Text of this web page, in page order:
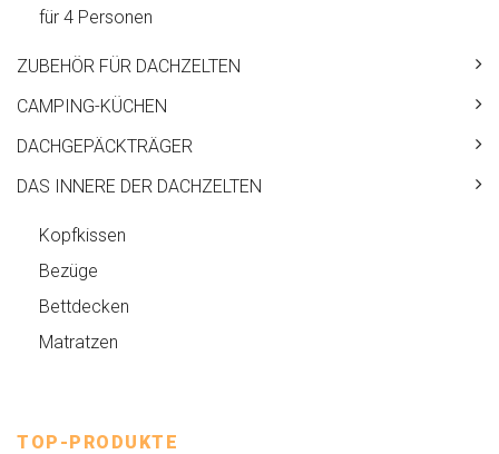
für 4 Personen
ZUBEHÖR FÜR DACHZELTEN
CAMPING-KÜCHEN
DACHGEPÄCKTRÄGER
DAS INNERE DER DACHZELTEN
Kopfkissen
Bezüge
Bettdecken
Matratzen
TOP-PRODUKTE